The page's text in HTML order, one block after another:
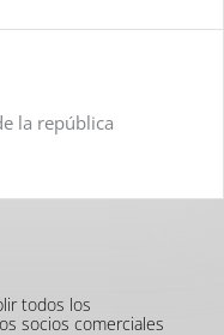
la república
todos los
socios comerciales